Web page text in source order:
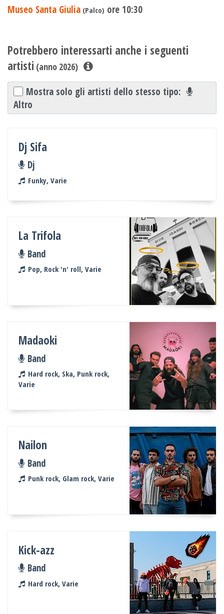
Museo Santa Giulia (Palco) ore 10:30
Potrebbero interessarti anche i seguenti
artisti (anno 2026)
Mostra solo gli artisti dello stesso tipo:
Altro
Dj Sifa
Dj
Funky, Varie
La Trifola
Band
Pop, Rock 'n' roll, Varie
Madaoki
Band
Hard rock, Ska, Punk rock,
Varie
Nailon
Band
Punk rock, Glam rock, Varie
Kick-azz
Band
Hard rock, Varie